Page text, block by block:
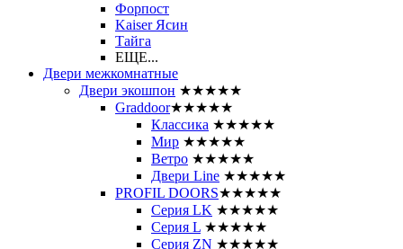
Форпост
Kaiser Ясин
Тайга
ЕЩЕ...
Двери межкомнатные
Двери экошпон ★★★★★
Graddoor★★★★★
Классика ★★★★★
Мир ★★★★★
Ветро ★★★★★
Двери Line ★★★★★
PROFIL DOORS★★★★★
Серия LK ★★★★★
Серия L ★★★★★
Серия ZN ★★★★★